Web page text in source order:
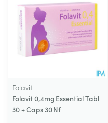
Folavit
Folavit 0,4mg Essential Tabl
30 + Caps 30 Nf